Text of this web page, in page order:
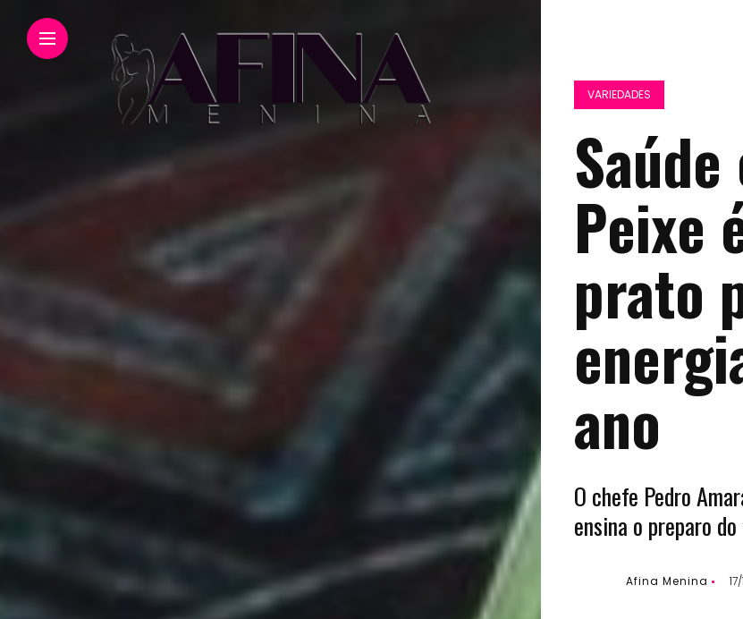
VARIEDADES
Peixe
prato
ano
O chefe Pedro
ensina o preparo
Afina Menina